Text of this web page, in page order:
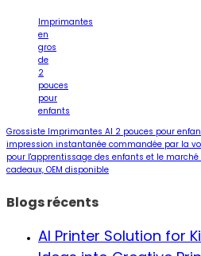
Imprimantes
en
gros
de
2
pouces
pour
enfants
Grossiste Imprimantes AI 2 pouces pour
impression instantanée commandée par la
pour l'apprentissage des enfants et le marché
cadeaux, OEM disponible
Blogs récents
AI Printer Solution for